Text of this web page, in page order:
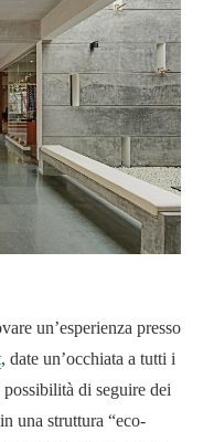
un’esperienza presso
, date un’occhiata a tutti i
di seguire dei
una struttura “eco-